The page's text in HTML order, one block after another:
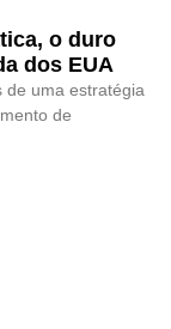
o duro
dos EUA
de uma estratégia
de